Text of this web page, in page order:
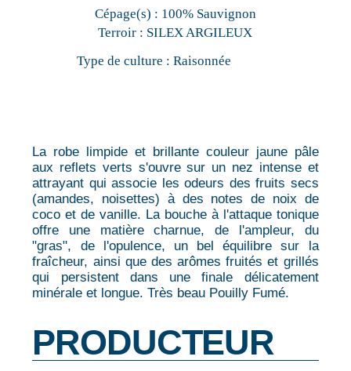
Cépage(s) : 100% Sauvignon
Terroir : SILEX ARGILEUX
Type de culture : Raisonnée
La robe limpide et brillante couleur jaune pâle
aux reflets verts s'ouvre sur un nez intense et
attrayant qui associe les odeurs des fruits secs
(amandes, noisettes) à des notes de noix de
coco et de vanille. La bouche à l'attaque tonique
offre une matière charnue, de l'ampleur, du
"gras", de l'opulence, un bel équilibre sur la
fraîcheur, ainsi que des arômes fruités et grillés
qui persistent dans une finale délicatement
minérale et longue. Très beau Pouilly Fumé.
PRODUCTEUR